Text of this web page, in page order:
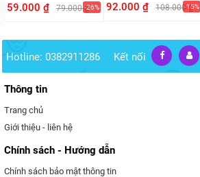
59.000 ₫ 79.000 ₫-26%
92.000 ₫
108.000 ₫
-15%
Hotline: 0382911286 Kết nối
Thông tin
Trang chủ
Giới thiệu - liên hệ
Chính sách - Hướng dẫn
Chính sách bảo mật thông tin